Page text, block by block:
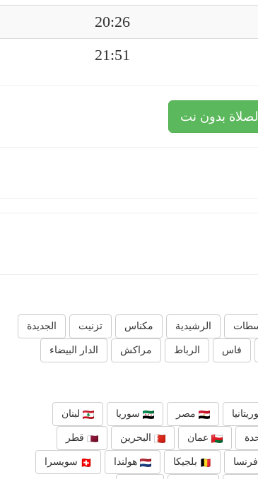
20:26
21:51
بدون نت
الرشيدية مكناس تزنيت الجديدة
فاس الرباط مراكش الدار البيضاء
مصر سوريا لبنان
عمان البحرين قطر
فرنسا بلجيكا هولندا سويسرا